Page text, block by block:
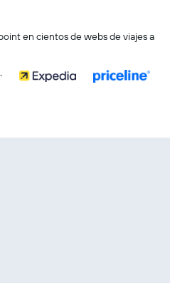
en cientos de webs de viajes a